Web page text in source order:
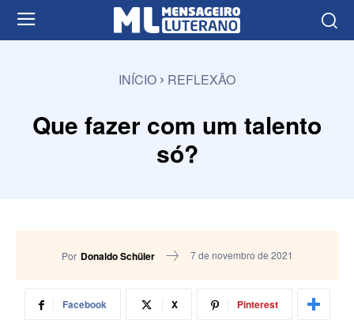
INÍCIO REFLEXÃO
Que fazer com um talento
só?
Por Donaldo Schüler 7 de novembro de 2021
Facebook X Pinterest